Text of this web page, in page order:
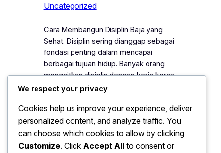
Uncategorized
Cara Membangun Disiplin Baja yang
Sehat. Disiplin sering dianggap sebagai
fondasi penting dalam mencapai
berbagai tujuan hidup. Banyak orang
mengaitkan disiplin dengan kerja keras,
ketekunan, serta kemampuan
berbagai godaan. Oleh karena itu,
membangun disiplin yang kuat menjadi
langkah penting bagi siapa pun yang
ingin berkembang secara konsisten.
We respect your privacy
Cookies help us improve your experience, deliver
personalized content, and analyze traffic. You
can choose which cookies to allow by clicking
Customize. Click Accept All to consent or